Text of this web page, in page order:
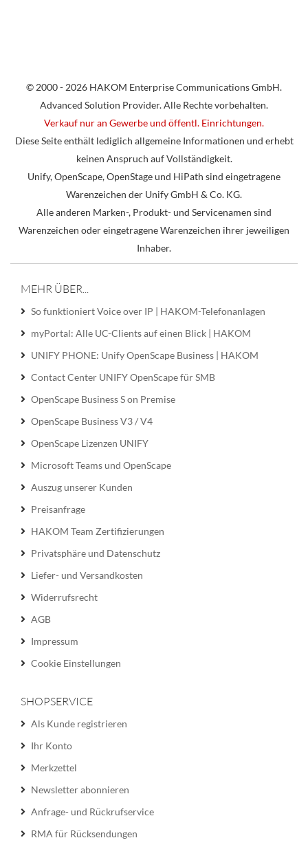
© 2000 - 2026 HAKOM Enterprise Communications GmbH.
Advanced Solution Provider. Alle Rechte vorbehalten.
Verkauf nur an Gewerbe und öffentl. Einrichtungen.
Diese Seite enthält lediglich allgemeine Informationen und erhebt
keinen Anspruch auf Vollständigkeit.
Unify, OpenScape, OpenStage und HiPath sind eingetragene
Warenzeichen der Unify GmbH & Co. KG.
Alle anderen Marken-, Produkt- und Servicenamen sind
Warenzeichen oder eingetragene Warenzeichen ihrer jeweiligen
Inhaber.
MEHR ÜBER...
So funktioniert Voice over IP | HAKOM-Telefonanlagen
myPortal: Alle UC-Clients auf einen Blick | HAKOM
UNIFY PHONE: Unify OpenScape Business | HAKOM
Contact Center UNIFY OpenScape für SMB
OpenScape Business S on Premise
OpenScape Business V3 / V4
OpenScape Lizenzen UNIFY
Microsoft Teams und OpenScape
Auszug unserer Kunden
Preisanfrage
HAKOM Team Zertifizierungen
Privatsphäre und Datenschutz
Liefer- und Versandkosten
Widerrufsrecht
AGB
Impressum
Cookie Einstellungen
SHOPSERVICE
Als Kunde registrieren
Ihr Konto
Merkzettel
Newsletter abonnieren
Anfrage- und Rückrufservice
RMA für Rücksendungen